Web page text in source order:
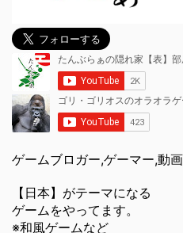
ゲームブロガー,ゲーマー,動
【日本】がテーマになる
ゲームをやってます。
※和風ゲームなど